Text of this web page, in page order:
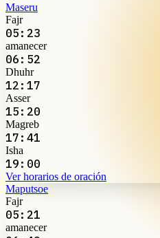
Maseru
Fajr
05:23
amanecer
06:52
Dhuhr
12:17
Asser
15:20
Magreb
17:41
Isha
19:00
Ver horarios de oración
Maputsoe
Fajr
05:21
amanecer